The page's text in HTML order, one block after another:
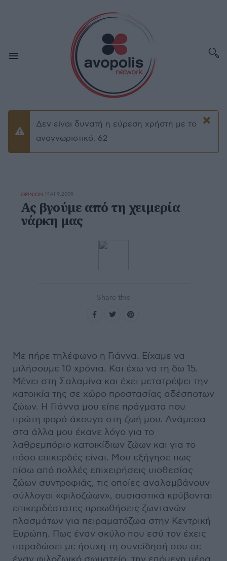
×
Προειδοποίσηση
Δεν είναι δυνατή η εύρεση χρήστη με το
αναγνωριστικό: 62
OPINION ΜΆΙ 9,2009
Ας βγούμε από τη χειμερία
νάρκη μας
Share this
Με πήρε τηλέφωνο η Γιάννα. Είχαμε να
μιλήσουμε 10 χρόνια. Και έχω να τη δω 15.
Μένει στη Σαλαμίνα και έχει μετατρέψει την
κατοικία της σε χώρο προστασίας αδέσποτων
ζώων. Η Γιάννα μου είπε πράγματα που
πρώτη φορά άκουγα στη ζωή μου. Ανάμεσα
στα άλλα μου έκανε λόγο για το
λαθρεμπόριο κατοικίδιων ζώων και για το
πόσο επικερδές είναι. Μου εξήγησε πως
πίσω από πολλές επιχειρήσεις υιοθεσίας
ζώων συντροφιάς, τις οποίες αναλαμβάνουν
σύλλογοι «φιλοζώων», ουσιαστικά κρύβονται
επικερδέστατες προωθήσεις ζωντανών
πλασμάτων για πειραματόζωα στην Κεντρική
Ευρώπη. Πως έναν σκύλο που εσύ τον έχεις
παραδώσει με ήσυχη τη συνείδησή σου σε